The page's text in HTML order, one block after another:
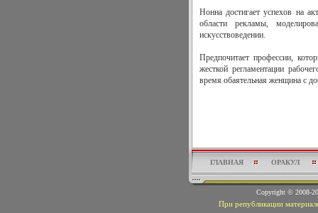
Нонна достигает успехов на
области рекламы,
искусствоведении.
Предпочитает профессии,
жесткой регламентации
время обаятельная женщина с
ГЛАВНАЯ ОРАКУЛ
Copyright © 2008-
При републикации